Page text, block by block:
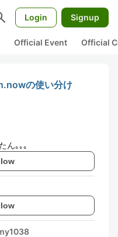
Login Signup
Official Event Official
の使い分け
ん｡｡｡